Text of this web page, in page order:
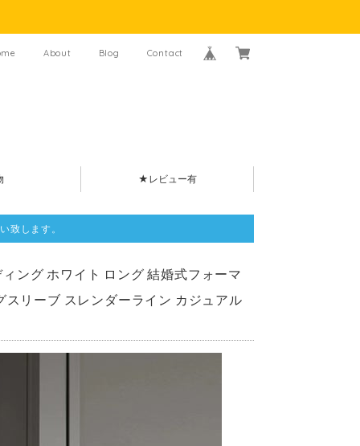
About Blog Contact
★レビュー有
致します。
ング ホワイト ロング 結婚式フォーマ
リーブ スレンダーライン カジュアル